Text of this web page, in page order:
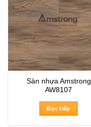
Sàn nhựa Amstrong
AW8107
Đọc tiếp